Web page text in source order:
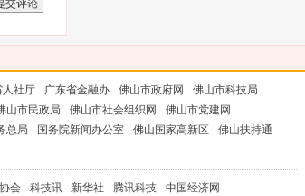
人社厅 广东省金融办 佛山市政府网
佛山市科技局
山市民政局 佛山市社会组织网
佛山市党建网
总局 国务院新闻办公室 佛山国家高新区
佛山扶持通
会 科技讯 新华社 腾讯科技 中国经济网